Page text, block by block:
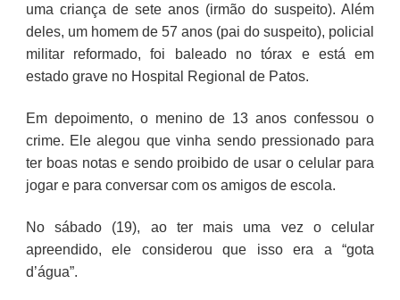
uma criança de sete anos (irmão do suspeito). Além
deles, um homem de 57 anos (pai do suspeito), policial
militar reformado, foi baleado no tórax e está em
estado grave no Hospital Regional de Patos.
Em depoimento, o menino de 13 anos confessou o
crime. Ele alegou que vinha sendo pressionado para
ter boas notas e sendo proibido de usar o celular para
jogar e para conversar com os amigos de escola.
No sábado (19), ao ter mais uma vez o celular
apreendido, ele considerou que isso era a “gota
d’água”.